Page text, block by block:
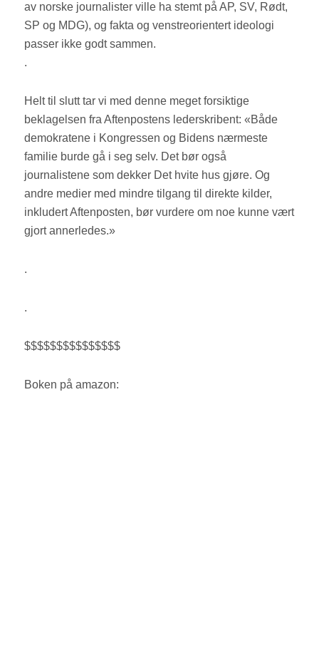
av norske journalister ville ha stemt på AP, SV, Rødt,
SP og MDG), og fakta og venstreorientert ideologi
passer ikke godt sammen.
.
Helt til slutt tar vi med denne meget forsiktige
beklagelsen fra Aftenpostens lederskribent: «Både
demokratene i Kongressen og Bidens nærmeste
familie burde gå i seg selv. Det bør også
journalistene som dekker Det hvite hus gjøre. Og
andre medier med mindre tilgang til direkte kilder,
inkludert Aftenposten, bør vurdere om noe kunne vært
gjort annerledes.»
.
.
$$$$$$$$$$$$$$$
Boken på amazon: